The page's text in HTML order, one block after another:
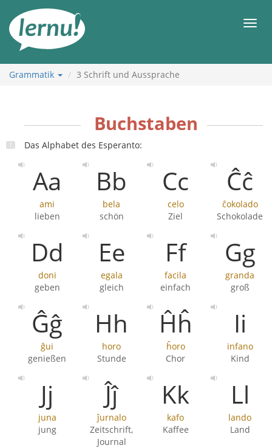
Inhalt
Grammatik 3 Schrift und Aussprache
Buchstaben
Das Alphabet des Esperanto:
Aa
ami
lieben
Bb
bela
schön
Cc
celo
Ziel
Ĉĉ
ĉokolado
Schokolade
Dd
doni
geben
Ee
egala
gleich
Ff
facila
einfach
Gg
granda
groß
Ĝĝ
ĝui
genießen
Hh
horo
Stunde
Ĥĥ
ĥoro
Chor
Ii
infano
Kind
Jj
juna
jung
Ĵĵ
ĵurnalo
Zeitschrift,
Journal
Kk
kafo
Kaffee
Ll
lando
Land